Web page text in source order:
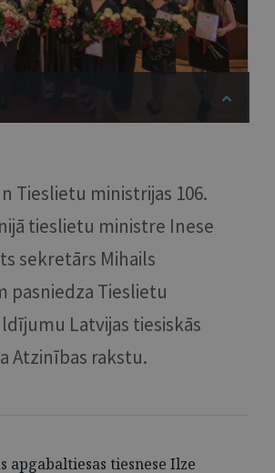
Tieslietu ministrijas 106.
tieslietu ministre Inese
sekretārs Mihails
pasniedza Tieslietu
Latvijas tiesiskās
Atzinības rakstu.
tiesnese Ilze